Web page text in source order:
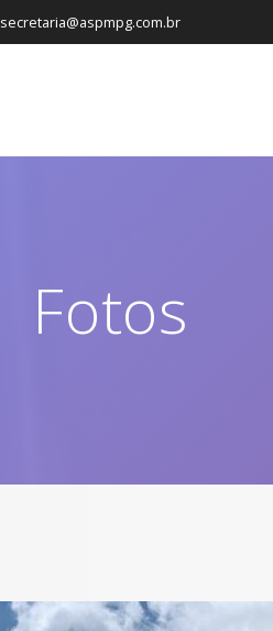
secretaria@aspmpg.com.br
Fotos